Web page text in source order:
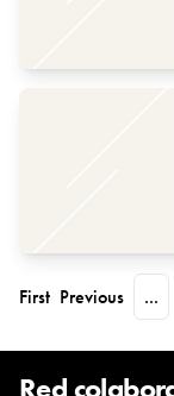
First Previous ...
Red